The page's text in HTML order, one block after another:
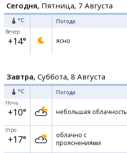
Сегодня, Пятница, 7 Августа
°C Погода
Вечер
+14° ясно
Завтра, Суббота, 8 Августа
°C Погода
Ночь
+10° небольшая облачность
Утро
+17°
облачно с
прояснениями